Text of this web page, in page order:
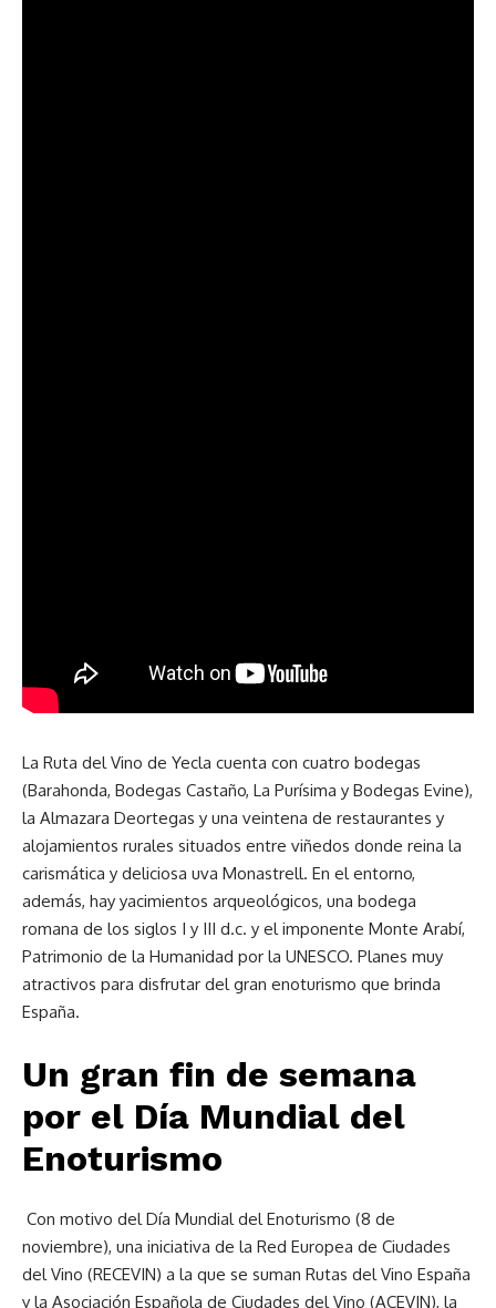
La Ruta del Vino de Yecla cuenta con cuatro bodegas
(Barahonda, Bodegas Castaño, La Purísima y Bodegas Evine),
la Almazara Deortegas y una veintena de restaurantes y
alojamientos rurales situados entre viñedos donde reina la
carismática y deliciosa uva Monastrell. En el entorno,
además, hay yacimientos arqueológicos, una bodega
romana de los siglos I y III d.c. y el imponente Monte Arabí,
Patrimonio de la Humanidad por la UNESCO. Planes muy
atractivos para disfrutar del gran enoturismo que brinda
España.
Un gran fin de semana
por el Día Mundial del
Enoturismo
Con motivo del Día Mundial del Enoturismo (8 de
noviembre), una iniciativa de la Red Europea de Ciudades
del Vino (RECEVIN) a la que se suman Rutas del Vino España
y la Asociación Española de Ciudades del Vino (ACEVIN), la